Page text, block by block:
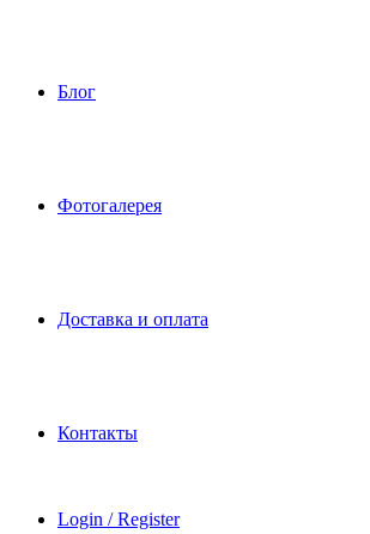
Блог
Фотогалерея
Доставка и оплата
Контакты
Login / Register